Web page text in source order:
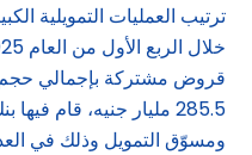
ترتيب العمليات التمويلية
قروض مشتركة بإجمالي حجم
285.5 مليار جنيه، قام
ومسوّق التمويل وذلك في